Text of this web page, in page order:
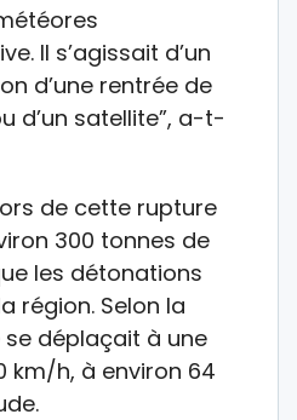
Il s’agissait d’un
d’une rentrée de
d’un satellite”, a-t-
de cette rupture
300 tonnes de
les détonations
région. Selon la
se déplaçait à une
km/h, à environ 64